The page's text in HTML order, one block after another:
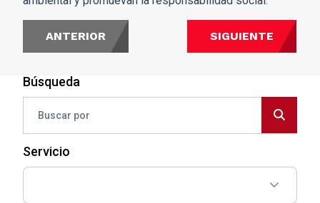
Búsqueda
Servicio
ANTERIOR SIGUIENTE